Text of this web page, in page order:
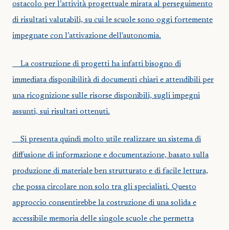
ostacolo per l’attività progettuale mirata al perseguimento
di risultati valutabili, su cui le scuole sono oggi fortemente
impegnate con l’attivazione dell'autonomia.
La costruzione di progetti ha infatti bisogno di
immediata disponibilità di documenti chiari e attendibili per
una ricognizione sulle risorse disponibili, sugli impegni
assunti, sui risultati ottenuti.
Si presenta quindi molto utile realizzare un sistema di
diffusione di informazione e documentazione, basato sulla
produzione di materiale ben strutturato e di facile lettura,
che possa circolare non solo tra gli specialisti. Questo
approccio consentirebbe la costruzione di una solida e
accessibile memoria delle singole scuole che permetta